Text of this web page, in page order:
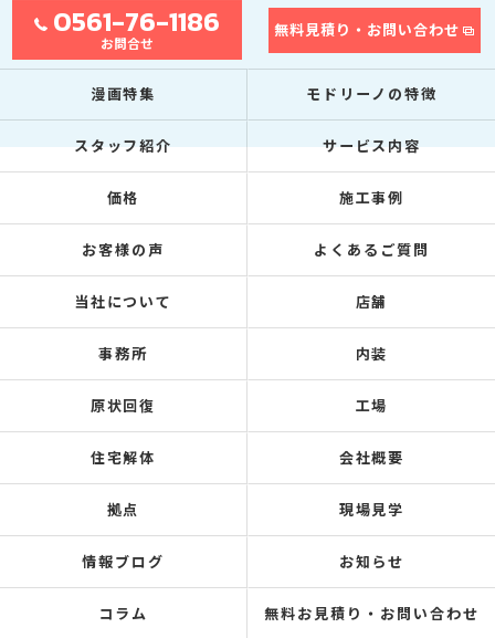
0561-76-1186
お問合せ
無料見積り・お問い合わせ
漫画特集 モドリーノの特徴
スタッフ紹介 サービス内容
価格 施工事例
お客様の声 よくあるご質問
当社について 店舗
事務所 内装
原状回復 工場
住宅解体 会社概要
拠点 現場見学
情報ブログ お知らせ
コラム 無料お見積り・お問い合わせ